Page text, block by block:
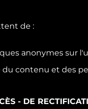
de :
anonymes sur
du contenu et des
- DE